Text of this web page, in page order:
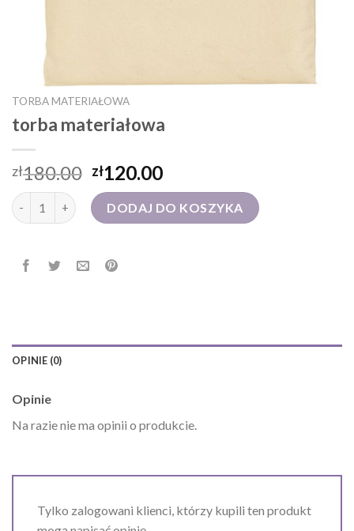
TORBA MATERIAŁOWA
torba materiałowa
zł180.00 zł120.00
ilość torba materiałowaDODAJ DO KOSZYKA
OPINIE (0)
Opinie
Na razie nie ma opinii o produkcie.
Tylko zalogowani klienci, którzy kupili ten produkt